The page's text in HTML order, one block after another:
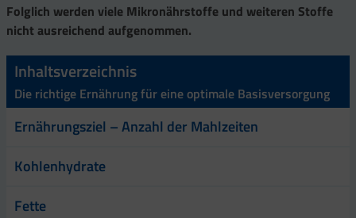
Folglich werden viele Mikronährstoffe und weiteren Stoffe
nicht ausreichend aufgenommen.
Inhaltsverzeichnis
Die richtige Ernährung für eine optimale Basisversorgung
Ernährungsziel – Anzahl der Mahlzeiten
Kohlenhydrate
Fette